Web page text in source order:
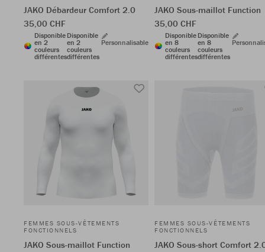
JAKO Débardeur Comfort 2.0
35,00 CHF
Disponible
en 2
couleurs
différentes
Disponible
en 2
couleurs
différentes
Personnalisable
JAKO Sous-maillot Function
35,00 CHF
Disponible
en 8
couleurs
différentes
Disponible
en 8
couleurs
différentes
FEMMES SOUS-VÊTEMENTS
FONCTIONNELS
JAKO Sous-maillot Function
FEMMES SOUS-VÊTEMENTS
FONCTIONNELS
JAKO Sous-short Comfort